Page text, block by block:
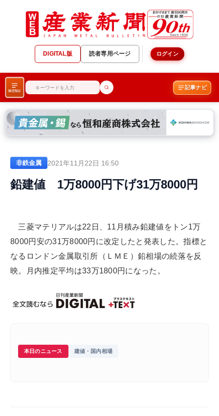
DIGITAL版 読者専用ページ ログイン
MENU
記事ナビ
非鉄金属 2021年11月22日 16:50
鉛建値 1万8000円下げ31万8000円
三菱マテリアルは22日、11月積み鉛建値をトン1万
8000円安の31万8000円に改定したと発表した。指標と
なるロンドン金属取引所（ＬＭＥ）鉛相場の続落を反
映。月内推定平均は33万1800円になった。
本日のニュース 建値・国内相場